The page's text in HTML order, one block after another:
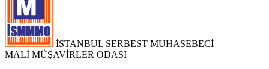
İSTANBUL SERBEST MUHASEBECİ
MALİ MÜŞAVİRLER ODASI